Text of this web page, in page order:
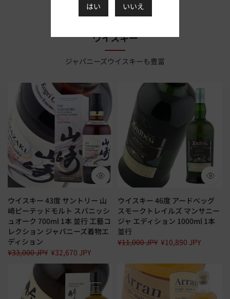
ウイスキー
ジャパニーズウイスキーも豊富
ウイスキー 43度 サントリー 山
崎ピーテッドモルト スパニッシ
ュオーク 700ml 1本 並行 工藝コ
レクション ジャパニーズ着物エ
ディション
¥33,000 JPY ¥32,670 JPY
ウイスキー 46度 アードベッグ
スモークトレイルズ マンサニー
ジャ エディション 1000ml 1本
並行
¥11,000 JPY ¥10,890 JPY
はい いいえ